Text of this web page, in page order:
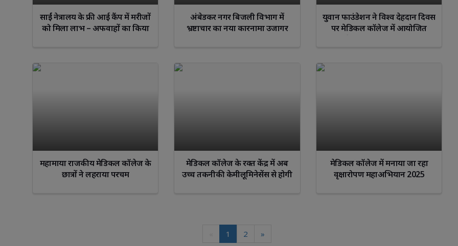
साईं नेत्रालय के फ्री आई कैंप में मरीजों
को मिला लाभ – अफवाहों का किया
अंबेडकर नगर बिजली विभाग में
भ्रष्टाचार का नया कारनामा उजागर
युवान फाउंडेशन ने विश्व देहदान दिवस
पर मेडिकल कॉलेज में आयोजित
महामाया राजकीय मेडिकल कॉलेज के
छात्रों ने लहराया परचम
मेडिकल कॉलेज के रक्त केंद्र में अब
उच्च तकनीकी केमीलूमिनेसेंस से होगी
मेडिकल कॉलेज में मनाया जा रहा
वृक्षारोपण महाअभियान 2025
1 2 »